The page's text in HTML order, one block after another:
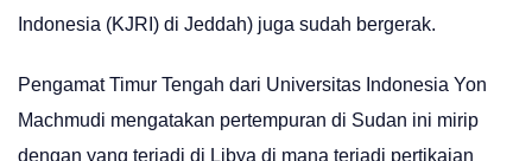
Indonesia (KJRI) di Jeddah) juga sudah bergerak.
Pengamat Timur Tengah dari Universitas Indonesia Yon
Machmudi mengatakan pertempuran di Sudan ini mirip
dengan yang terjadi di Libya di mana terjadi pertikaian